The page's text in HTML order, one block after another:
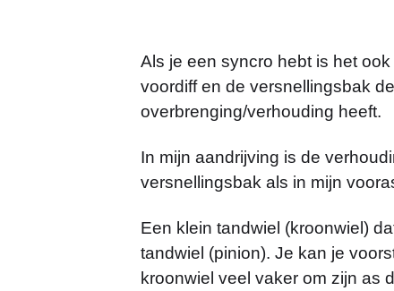
Als je een syncro hebt is het
voordiff en de versnellingsbak
overbrenging/verhouding heeft.
In mijn aandrijving is de
versnellingsbak als in mijn
Een klein tandwiel (kroonwiel)
tandwiel (pinion). Je kan je
kroonwiel veel vaker om zijn as